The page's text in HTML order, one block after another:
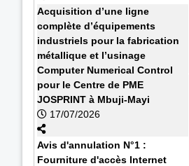
Acquisition d’une ligne
complète d’équipements
industriels pour la fabrication
métallique et l’usinage
Computer Numerical Control
pour le Centre de PME
JOSPRINT à Mbuji-Mayi
17/07/2026
Avis d'annulation N°1 :
Fourniture d'accès Internet